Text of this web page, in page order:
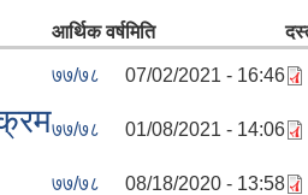
आर्थिक वर्षमिति
७७/७८ 07/02/2021 - 16:46
७७/७८ 01/08/2021 - 14:06
७७/७८ 08/18/2020 - 13:58